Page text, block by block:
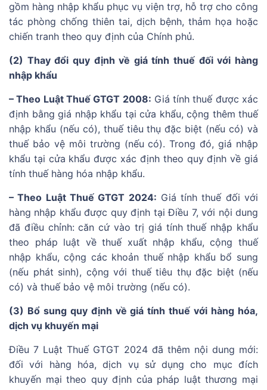
gồm hàng nhập khẩu phục vụ viện trợ, hỗ trợ cho công
tác phòng chống thiên tai, dịch bệnh, thảm họa hoặc
chiến tranh theo quy định của Chính phủ.
(2) Thay đổi quy định về giá tính thuế đối với hàng
nhập khẩu
– Theo Luật Thuế GTGT 2008: Giá tính thuế được xác
định bằng giá nhập khẩu tại cửa khẩu, cộng thêm thuế
nhập khẩu (nếu có), thuế tiêu thụ đặc biệt (nếu có) và
thuế bảo vệ môi trường (nếu có). Trong đó, giá nhập
khẩu tại cửa khẩu được xác định theo quy định về giá
tính thuế hàng hóa nhập khẩu.
– Theo Luật Thuế GTGT 2024: Giá tính thuế đối với
hàng nhập khẩu được quy định tại Điều 7, với nội dung
đã điều chỉnh: căn cứ vào trị giá tính thuế nhập khẩu
theo pháp luật về thuế xuất nhập khẩu, cộng thuế
nhập khẩu, cộng các khoản thuế nhập khẩu bổ sung
(nếu phát sinh), cộng với thuế tiêu thụ đặc biệt (nếu
có) và thuế bảo vệ môi trường (nếu có).
(3) Bổ sung quy định về giá tính thuế với hàng hóa,
dịch vụ khuyến mại
Điều 7 Luật Thuế GTGT 2024 đã thêm nội dung mới:
đối với hàng hóa, dịch vụ sử dụng cho mục đích
khuyến mại theo quy định của pháp luật thương mại